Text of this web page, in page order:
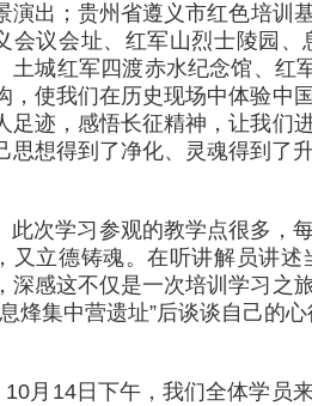
演出；贵州省遵义市红色培
会议会址、红军山烈士陵园
土城红军四渡赤水纪念馆、
，使我们在历史现场中体验中
足迹，感悟长征精神，让我们
思想得到了净化、灵魂得到了
学习参观的教学点很多，每
又立德铸魂。在听讲解员讲
深感这不仅是一次培训学习之
烽集中营遗址”后谈谈自己的
月14日下午，我们全体学员来